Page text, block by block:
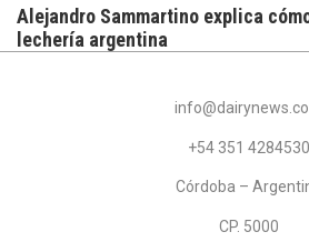
Alejandro Sammartino explica
lechería argentina
+54 351 4284530
Córdoba –
CP. 5000